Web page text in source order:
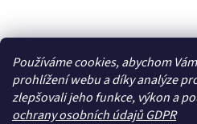
Používáme cookies, abychom
prohlížení webu a díky analýze
zlepšovali jeho funkce, výkon a
ochrany osobních údajů GDPR